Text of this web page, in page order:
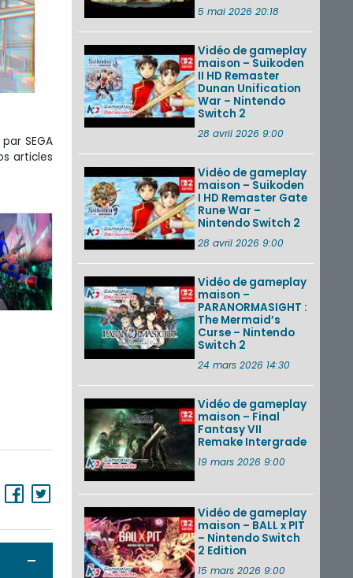
SEGA
articles
Ouvrir / Fermer
5 mai 2026 20:18
Vidéo de gameplay
maison – Suikoden
II HD Remaster
Dunan Unification
War – Nintendo
Switch 2
28 avril 2026 9:00
Vidéo de gameplay
maison – Suikoden
I HD Remaster Gate
Rune War –
Nintendo Switch 2
28 avril 2026 9:00
Vidéo de gameplay
maison –
PARANORMASIGHT :
The Mermaid’s
Curse – Nintendo
Switch 2
24 mars 2026 14:30
Vidéo de gameplay
maison – Final
Fantasy VII
Remake Intergrade
19 mars 2026 9:00
Vidéo de gameplay
maison – BALL x PIT
– Nintendo Switch
2 Edition
15 mars 2026 9:00